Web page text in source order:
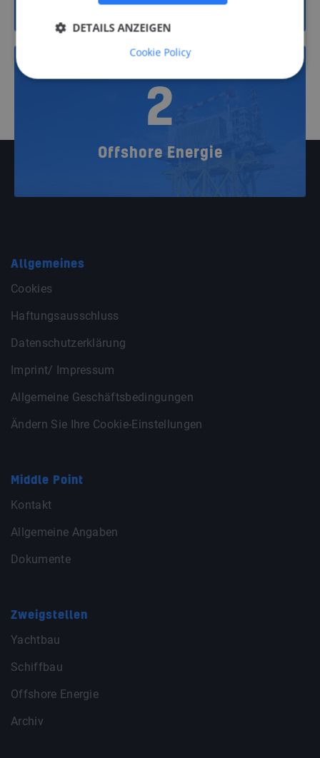
2
Offshore Energie
Allgemeines
Cookies
Haftungsausschluss
Datenschutzerklärung
Imprint/ Impressum
Allgemeine Geschäftsbedingungen
Ändern Sie Ihre Cookie-Einstellungen
Middle Point
Kontakt
Allgemeine Angaben
Dokumente
Zweigstellen
Yachtbau
Schiffbau
Offshore Energie
Archiv
DETAILS ANZEIGEN
Cookie Policy